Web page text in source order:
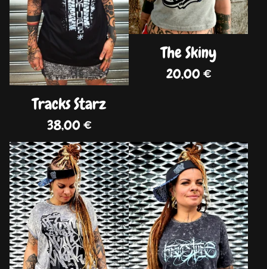
Tracks Starz
38,00€
The Skiny
20,00€
DISPO DISPO